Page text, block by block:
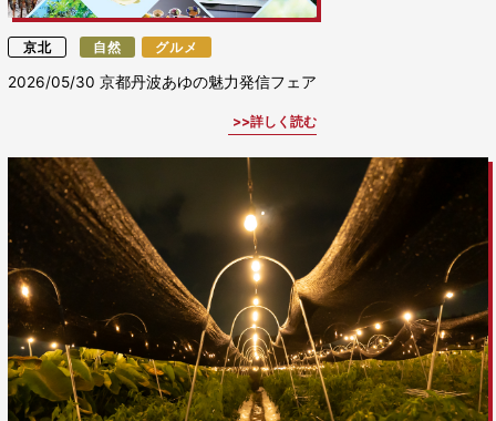
京北 自然 グルメ
2026/05/30京都丹波あゆの魅力発信フェア
詳しく読む